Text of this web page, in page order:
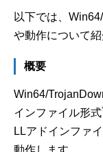
以下では、
や動作について紹
概要
Win64/
インファイル形式
LLアドインファ
動作します。